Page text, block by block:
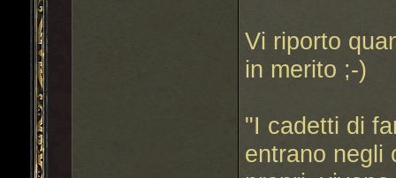
Vi riporto
in merito ;-)
"I cadetti di
entrano negli